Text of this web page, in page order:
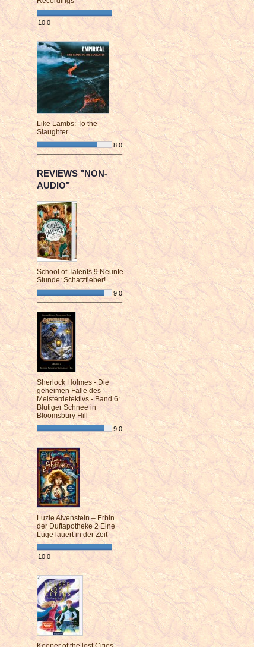
10,0
¯¯¯¯¯¯¯¯¯¯¯¯¯¯¯¯¯¯¯¯¯¯¯¯
Like Lambs: To the
Slaughter
8,0
¯¯¯¯¯¯¯¯¯¯¯¯¯¯¯¯¯¯¯¯¯¯¯¯
REVIEWS "NON-
AUDIO"
School of Talents 9 Neunte
Stunde: Schatzfieber!
9,0
¯¯¯¯¯¯¯¯¯¯¯¯¯¯¯¯¯¯¯¯¯¯¯¯
Sherlock Holmes - Die
geheimen Fälle des
Meisterdetektivs - Band 6:
Blutiger Schnee in
Bloomsbury Hill
9,0
¯¯¯¯¯¯¯¯¯¯¯¯¯¯¯¯¯¯¯¯¯¯¯¯
Luzie Alvenstein – Erbin
der Duftapotheke 2 Eine
Lüge lauert in der Zeit
10,0
¯¯¯¯¯¯¯¯¯¯¯¯¯¯¯¯¯¯¯¯¯¯¯¯